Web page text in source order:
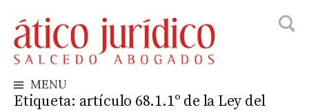
to
content
MENU
Etiqueta: artículo 68.1.1º de la Ley del